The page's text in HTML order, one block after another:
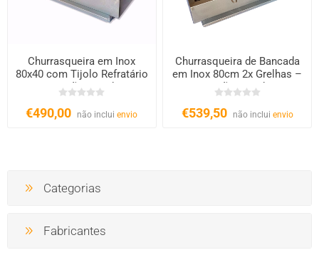
Churrasqueira em Inox
80x40 com Tijolo Refratário
– Carvão e Lenha
€490,00 não incluienvio
Churrasqueira de Bancada
em Inox 80cm 2x Grelhas –
Carvão e Lenha
€539,50 não inclui envio
Categorias
Fabricantes